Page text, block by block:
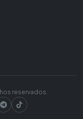
reservados.